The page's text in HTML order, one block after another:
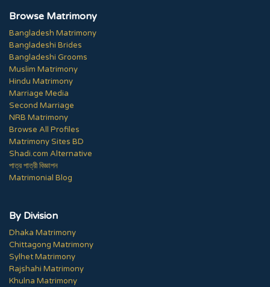
Browse Matrimony
Bangladesh Matrimony
Bangladeshi Brides
Bangladeshi Grooms
Muslim Matrimony
Hindu Matrimony
Marriage Media
Second Marriage
NRB Matrimony
Browse All Profiles
Matrimony Sites BD
Shadi.com Alternative
পাত্র পাত্রী বিজ্ঞাপন
Matrimonial Blog
By Division
Dhaka Matrimony
Chittagong Matrimony
Sylhet Matrimony
Rajshahi Matrimony
Khulna Matrimony